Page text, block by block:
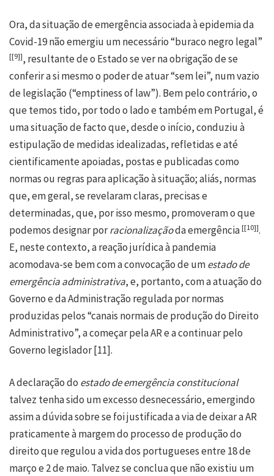
Ora, da situação de emergência associada à epidemia da
Covid-19 não emergiu um necessário “buraco negro legal”
[[9]], resultante de o Estado se ver na obrigação de se
conferir a si mesmo o poder de atuar “sem lei”, num vazio
de legislação (“emptiness of law”). Bem pelo contrário, o
que temos tido, por todo o lado e também em Portugal, é
uma situação de facto que, desde o início, conduziu à
estipulação de medidas idealizadas, refletidas e até
cientificamente apoiadas, postas e publicadas como
normas ou regras para aplicação à situação; aliás, normas
que, em geral, se revelaram claras, precisas e
determinadas, que, por isso mesmo, promoveram o que
podemos designar porracionalizaçãoda emergência[[10]].
E, neste contexto, a reação jurídica à pandemia
acomodava-se bem com a convocação de umestado de
emergência administrativa, e, portanto, com a atuação do
Governo e da Administração regulada por normas
produzidas pelos “canais normais de produção do Direito
Administrativo”, a começar pela AR e a continuar pelo
Governo legislador[11].
A declaração do estado de emergência constitucional
talvez tenha sido um excesso desnecessário, emergindo
assim a dúvida sobre se foi justificada a via de deixar a AR
praticamente à margem do processo de produção do
direito que regulou a vida dos portugueses entre 18 de
março e 2 de maio. Talvez se conclua que não existiu um